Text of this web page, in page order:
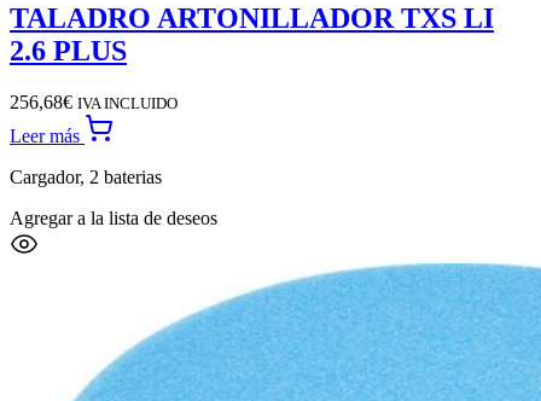
TALADRO ARTONILLADOR TXS LI
2.6 PLUS
256,68€ IVA INCLUIDO
Leer más
Cargador, 2 baterias
Agregar a la lista de deseos